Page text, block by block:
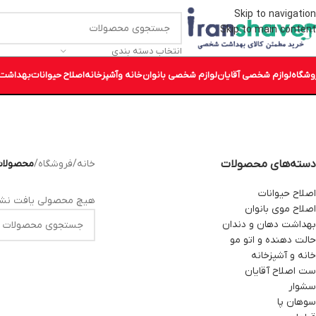
Skip to navigation
Skip to main content
انتخاب دسته بندی
لوازم شخصی آقایانلوازم شخصی بانوانخانه وآشپزخانهاصلاح حیوانات
دسته‌های محصولات
اصلاح حیوانات
اصلاح موی بانوان
بهداشت دهان و دندان
حالت دهنده و اتو مو
خانه و آشپزخانه
ست اصلاح آقایان
سشوار
سوهان پا
خانه/فروشگاه/
هیچ محصولی یافت